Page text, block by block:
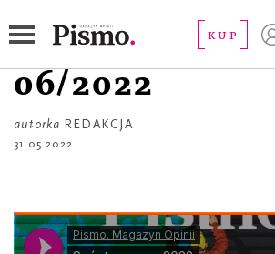
KUP
Wydanie audio
06/2022
autorka REDAKCJA
31.05.2022